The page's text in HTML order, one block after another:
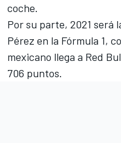
coche.
Por su parte, 2021 será
Pérez en la Fórmula 1,
mexicano llega a Red
706 puntos.